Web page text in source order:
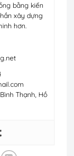
bằng kiến
xây dựng
hơn.
Thạnh, Hồ